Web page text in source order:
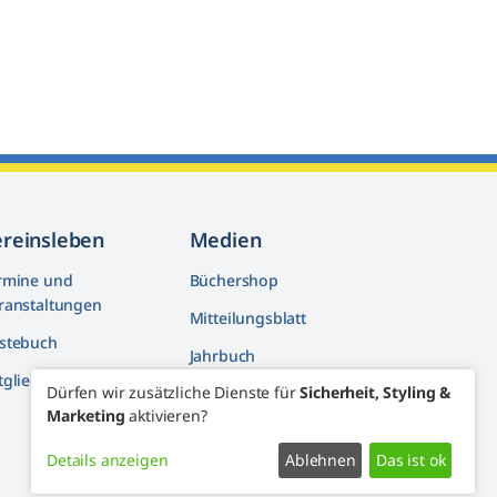
und
machen mit
Medien
Büchershop
Mitteilungsblatt
Jahrbuch
Artikelarchiv
Dürfen wir zusätzliche Dienste fürSicherheit, Styling &
Marketing aktivieren?
Details anzeigen Ablehnen Das ist ok